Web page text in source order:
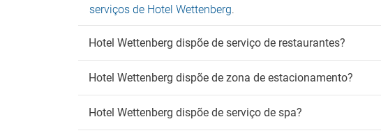
serviços de Hotel Wettenberg.
Hotel Wettenberg dispõe de serviço de restaurantes?
Hotel Wettenberg dispõe de zona de estacionamento?
Hotel Wettenberg dispõe de serviço de spa?